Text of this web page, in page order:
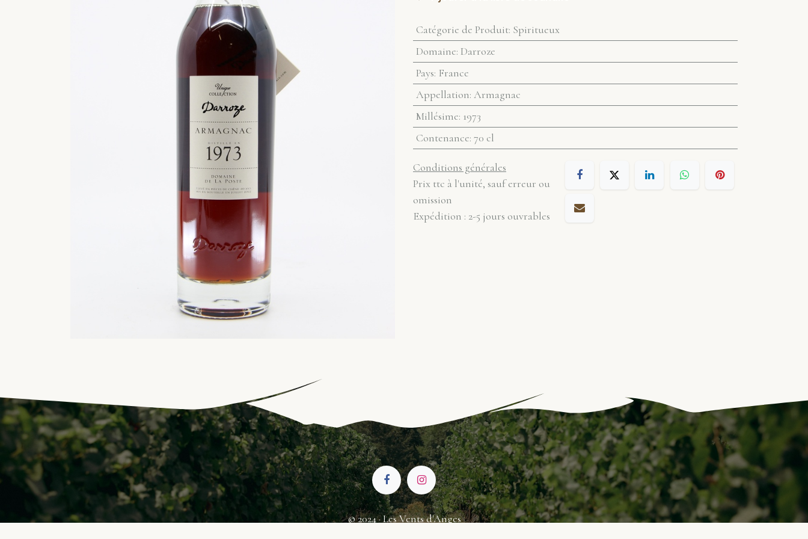
Catégorie de Produit: Spiritueux
Domaine: Darroze
Pays: France
Appellation: Armagnac
Millésime: 1973
Contenance: 70 cl
Conditions générales
Prix ttc à l'unité, sauf erreur ou
omission
Expédition : 2-5 jours ouvrables
© 2024 · Les Vents d'Anges